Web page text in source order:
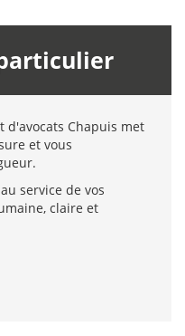
d'avocats Chapuis met
et vous
service de vos
claire et